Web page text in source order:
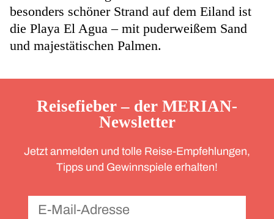
besonders schöner Strand auf dem Eiland ist
die Playa El Agua – mit puderweißem Sand
und majestätischen Palmen.
Reisefieber – der MERIAN-
Newsletter
Jetzt anmelden und tolle Reise-Empfehlungen,
Tipps und Gewinnspiele erhalten!